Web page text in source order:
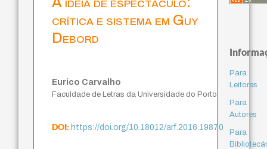
crítica e sistema em Guy
Debord
Eurico Carvalho
Faculdade de Letras da Universidade do Porto
DOI:https://doi.org/10.18012/arf.2016.19870
Para
Leitores
Para
Autores
Para